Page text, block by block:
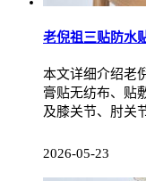
老倪祖三贴防水
本文详细介绍老
膏贴无纺布、贴
及膝关节、肘关
2026-05-23